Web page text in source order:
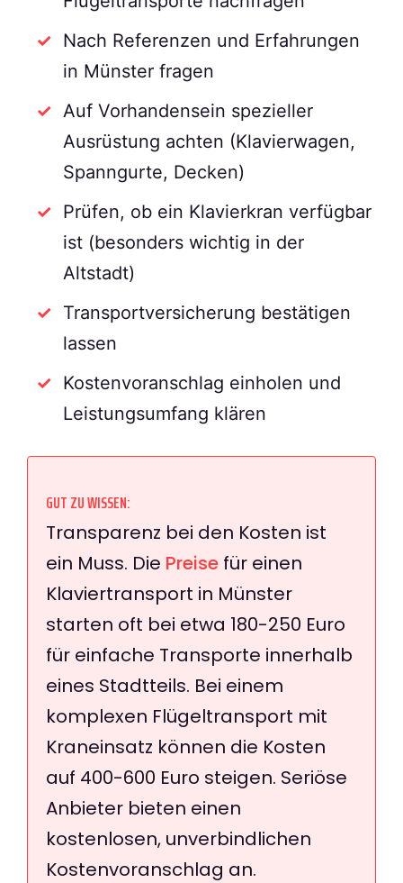
Nach Referenzen und Erfahrungen
in Münster fragen
Auf Vorhandensein spezieller
Ausrüstung achten (Klavierwagen,
Spanngurte, Decken)
Prüfen, ob ein Klavierkran verfügbar
ist (besonders wichtig in der
Altstadt)
Transportversicherung bestätigen
lassen
Kostenvoranschlag einholen und
Leistungsumfang klären
GUT ZU WISSEN:
Transparenz bei den Kosten ist
ein Muss. Die Preise für einen
Klaviertransport in Münster
starten oft bei etwa 180-250 Euro
für einfache Transporte innerhalb
eines Stadtteils. Bei einem
komplexen Flügeltransport mit
Kraneinsatz können die Kosten
auf 400-600 Euro steigen. Seriöse
Anbieter bieten einen
kostenlosen, unverbindlichen
Kostenvoranschlag an.